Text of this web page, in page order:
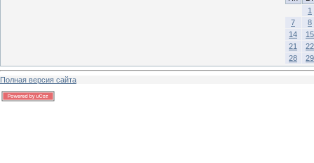
1
7
8
14
15
21
22
28
29
Полная версия сайта